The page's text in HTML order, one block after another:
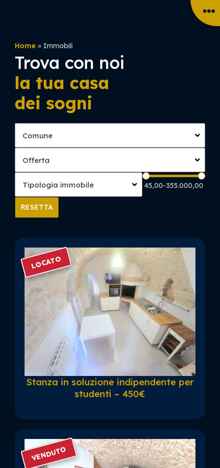
Home » Immobili
Trova con noi
la tua casa
dei sogni
45,00-355.000,00
RESETTA
LOCATO
Stanza in soluzione indipendente per
studenti – 450€
VENDUTO